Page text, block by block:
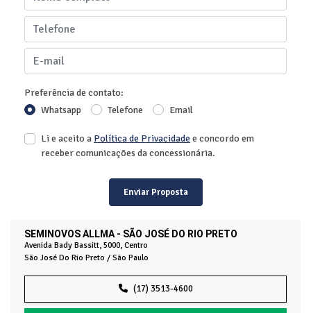
SEMINOVOS ALLMA - SÃO JOSÉ DO RIO PRETO
Avenida Bady Bassitt, 5000, Centro
São José Do Rio Preto / São Paulo
(17) 3513-4600
Preferência de contato:
Whatsapp
Telefone Email
Li e aceito a Política de Privacidadee concordo em
receber comunicações da concessionária.
Enviar Proposta